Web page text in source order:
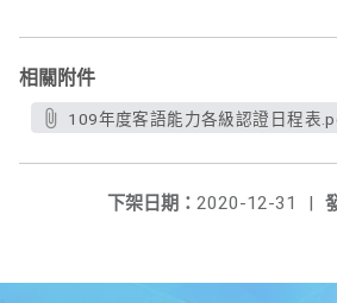
相關附件
109年度客語能力各級認證日程表
下架日期： 2020-12-31
|